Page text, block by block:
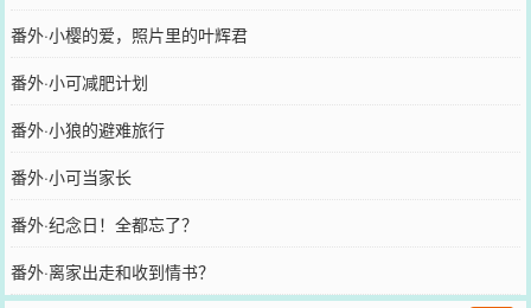
番外·小樱的爱，照片里的叶辉君
番外·小可减肥计划
番外·小狼的避难旅行
番外·小可当家长
番外·纪念日！全都忘了？
番外·离家出走和收到情书？